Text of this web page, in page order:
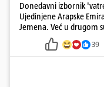
Donedavni izbornik
Ujedinjene Arapske
Jemena. Već u drugom
39